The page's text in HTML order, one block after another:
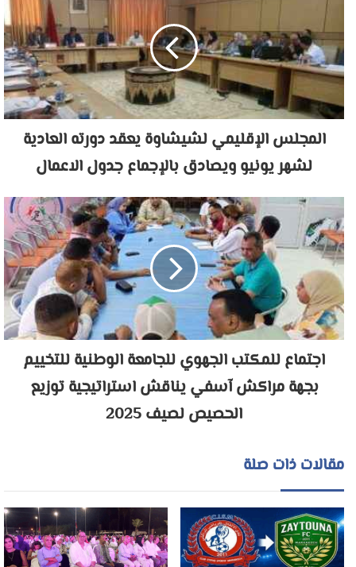
المجلس الإقليمي لشيشاوة يعقد دورته العادية
لشهر يونيو ويصادق بالإجماع جدول الاعمال
اجتماع للمكتب الجهوي للجامعة الوطنية للتخييم
بجهة مراكش آسفي يناقش استراتيجية توزيع
الحصيص لصيف 2025
مقالات ذات صلة